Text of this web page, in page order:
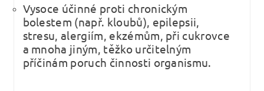
Vysoce účinné proti chronickým
bolestem (např. kloubů), epilepsii,
stresu, alergiím, ekzémům, při cukrovce
a mnoha jiným, těžko určitelným
příčinám poruch činnosti organismu.